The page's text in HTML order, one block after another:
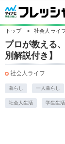
トップ > 社会人ライ
プロが教える
別解説付き】
社会人ライフ
暮らし 一人暮らし
社会人生活 学生生活